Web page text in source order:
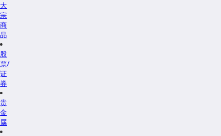
大
宗
商
品
股
票/
证
券
贵
金
属